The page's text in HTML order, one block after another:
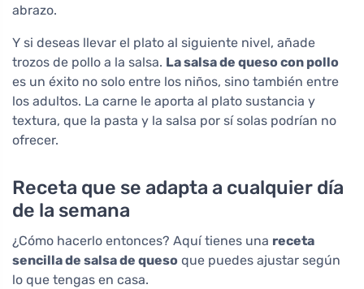
abrazo.
Y si deseas llevar el plato al siguiente nivel, añade
trozos de pollo a la salsa. La salsa de queso con pollo
es un éxito no solo entre los niños, sino también entre
los adultos. La carne le aporta al plato sustancia y
textura, que la pasta y la salsa por sí solas podrían no
ofrecer.
Receta que se adapta a cualquier día
de la semana
¿Cómo hacerlo entonces? Aquí tienes una receta
sencilla de salsa de queso que puedes ajustar según
lo que tengas en casa.